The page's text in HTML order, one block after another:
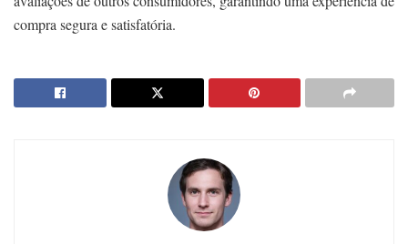
compra segura e satisfatória.